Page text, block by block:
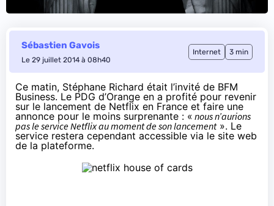
Sébastien Gavois
Le 29 juillet 2014 à 08h40
Internet 3 min
Ce matin, Stéphane Richard était l’invité de BFM
Business. Le PDG d’Orange en a profité pour revenir
sur le lancement de Netflix en France et faire une
annonce pour le moins surprenante : « nous n’aurions
pas le service Netflix au moment de son lancement». Le
service restera cependant accessible via le site web
de la plateforme.